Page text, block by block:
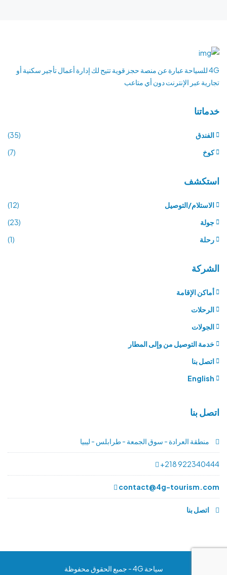
4G للسياحة عبارة عن منصة حجز قوية تتيح لك إدارة أعمال تأجير سكنية أو
تجارية عبر الإنترنت دون أي متاعب
خدماتنا
الفندق
(35)
كوخ
(7)
استكشف
الاستلام/التوصيل
(12)
جولة
(23)
رحلة
(1)
الشركة
أماكن الإقامة
الرحلات
الجولات
خدمة التوصيل من وإلى المطار
اتصل بنا
English
اتصل بنا
منطقة العرادة - سوق الجمعة - طرابلس - ليبيا
+218 922340444
contact@4g-tourism.com
اتصل بنا
سياحة 4G - جميع الحقوق محفوظة